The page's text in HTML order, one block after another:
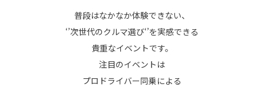
普段はなかなか体験できない、
‘’次世代のクルマ選び‘’を実感できる
貴重なイベントです。
注目のイベントは
プロドライバー同乗による